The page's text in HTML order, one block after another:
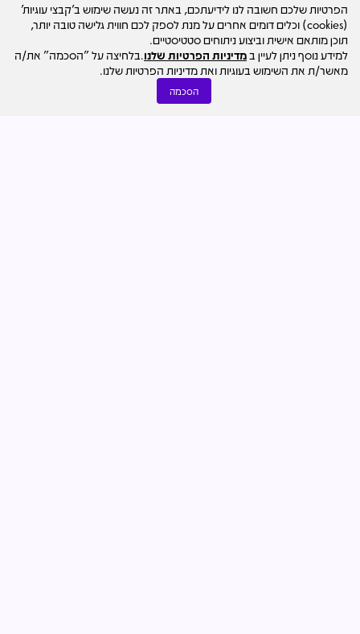
אותם להצטרף לפרויקט
הפרטיות שלכם חשובה לנו לידיעתכם, באתר זה נעשה שימוש ב'קבצי עוגיות'
(cookies) וכלים דומים אחרים על מנת לספק לכם חווית גלישה טובה יותר,
תוכן מותאם אישית וביצוע ניתוחים סטטיסטיים.
למידע נוסף ניתן לעיין במדיניות הפרטיות שלנו.בלחיצה על "הסכמה" את/ה
מאשר/ת את השימוש בעוגיות ואת מדיניות הפרטיות שלנו.
הסכמה